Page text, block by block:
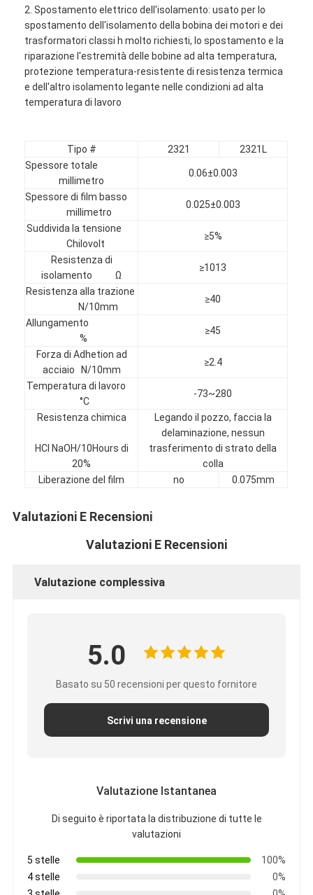
Casa
Prodotti
Circa noi
Giro della fabbrica
Controllo di qualità
Contattici
Nastro adesivo dell'isolamento
Nastro dell'isolamento del panno di vetro
Nastro termoresistente dell'isolamento
Nastro del panno di vetro del di alluminio
Panno della vetroresina del di alluminio
Nastro della tela della stagnola
Nastro di condotta del panno
Tavola di isolamento elettrico
2. Spostamento elettrico dell'isolamento: usato per lo
spostamento dell'isolamento della bobina dei motori e dei
trasformatori classi h molto richiesti, lo spostamento e la
riparazione l'estremità delle bobine ad alta temperatura,
protezione temperatura-resistente di resistenza termica
e dell'altro isolamento legante nelle condizioni ad alta
temperatura di lavoro
Tipo # 2321
2321L
Spessore totale
millimetro
0.06±0.003
Spessore di film basso
millimetro
0.025±0.003
Suddivida la tensione
Chilovolt
≥5%
Resistenza di
isolamento Ω
≥1013
Resistenza alla trazione
N/10mm
≥40
Allungamento
%
≥45
Forza di Adhetion ad
acciaio N/10mm
≥2.4
Temperatura di lavoro
°C
-73~280
Resistenza chimica
HCl NaOH/10Hours di
20%
Legando il pozzo, faccia la
delaminazione, nessun
trasferimento di strato della
colla
Liberazione del film
no 0.075mm
Valutazioni E Recensioni
Valutazioni E Recensioni
Valutazione complessiva
5.0
Basato su 50 recensioni per questo fornitore
Scrivi una recensione
Valutazione Istantanea
Di seguito è riportata la distribuzione di tutte le
valutazioni
5 stelle
100%
4 stelle
0%